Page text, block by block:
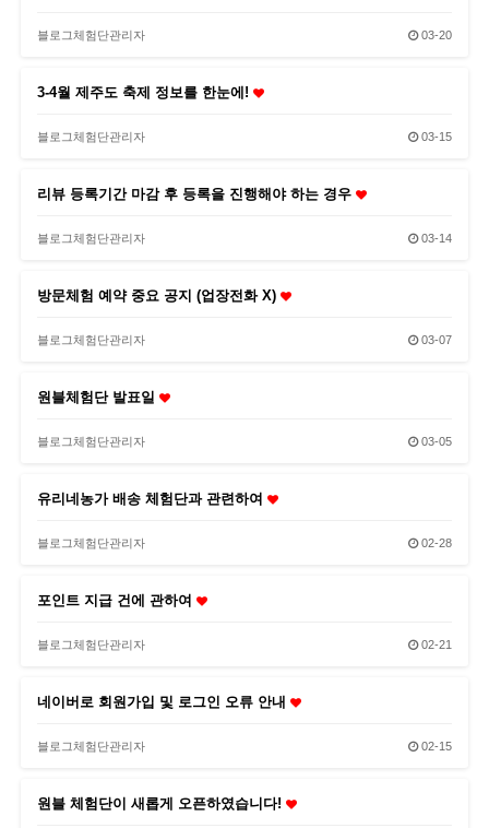
블로그체험단관리자 03-20
3-4월 제주도 축제 정보를 한눈에!
블로그체험단관리자 03-15
리뷰 등록기간 마감 후 등록을 진행해야 하는 경우
블로그체험단관리자 03-14
방문체험 예약 중요 공지 (업장전화 X)
블로그체험단관리자 03-07
원블체험단 발표일
블로그체험단관리자 03-05
유리네농가 배송 체험단과 관련하여
블로그체험단관리자 02-28
포인트 지급 건에 관하여
블로그체험단관리자 02-21
네이버로 회원가입 및 로그인 오류 안내
블로그체험단관리자 02-15
원블 체험단이 새롭게 오픈하였습니다!